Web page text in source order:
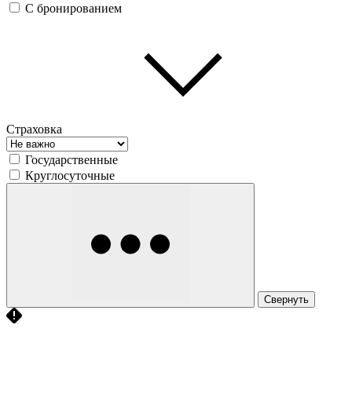
С бронированием
Страховка
Государственные
Круглосуточные
Свернуть